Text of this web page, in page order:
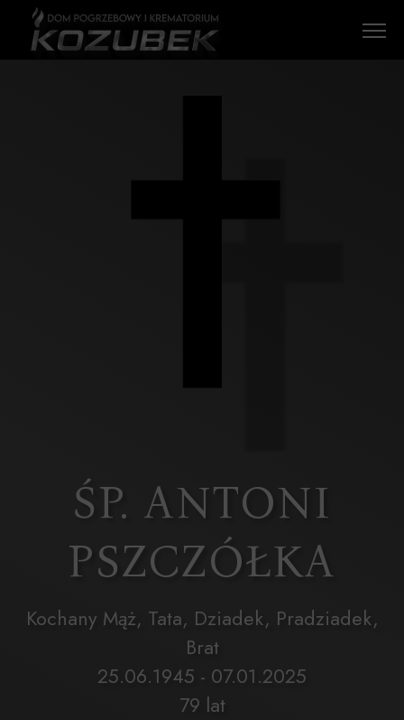
ŚP. ANTONI
PSZCZÓŁKA
Kochany Mąż, Tata, Dziadek, Pradziadek,
Brat
25.06.1945 - 07.01.2025
79 lat